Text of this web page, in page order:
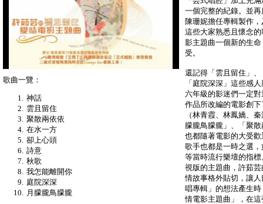
一個完整的紀錄。並
陳珊妮擔任專輯製作
這些大家熟悉且懷念
影主題曲一個新的生
受。
還記得「雲且留住」
「庭院深深」這些感
六年級的影迷們一定
作品所改編的電影創
（林青霞、林鳳嬌、
朦朧鳥朦朧」、「聚
也都隨著電影的大受
歌手也都是一時之選
等當時流行樂壇的指
視版的主題曲，許茹
情故事格外貼切，讓
唱專輯」的想法產生
情電影主題曲」，在
歌曲一覽：
神話
雲且留住
聚散兩依依
在水一方
卻上心頭
詩意
秋歌
我怎能離開你
庭院深深
月朦朧鳥朦朧